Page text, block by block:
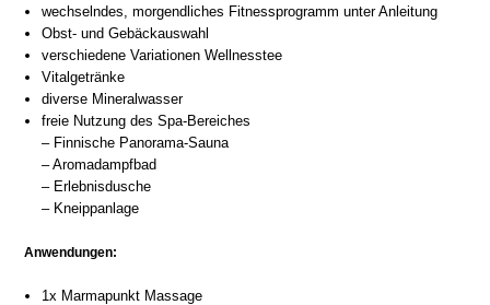
wechselndes, morgendliches Fitnessprogramm unter Anleitung
Obst- und Gebäckauswahl
verschiedene Variationen Wellnesstee
Vitalgetränke
diverse Mineralwasser
freie Nutzung des Spa-Bereiches
– Finnische Panorama-Sauna
– Aromadampfbad
– Erlebnisdusche
– Kneippanlage
Anwendungen:
1x Marmapunkt Massage